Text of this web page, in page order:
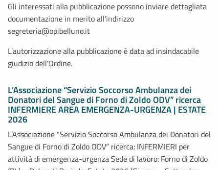
Gli interessati alla pubblicazione possono inviare dettagliata
documentazione in merito all’indirizzo
segreteria@opibelluno.it
L’autorizzazione alla pubblicazione è data ad insindacabile
giudizio dell’Ordine.
L’Associazione “Servizio Soccorso Ambulanza dei
Donatori del Sangue di Forno di Zoldo ODV” ricerca
INFERMIERE AREA EMERGENZA-URGENZA | ESTATE
2026
L’Associazione “Servizio Soccorso Ambulanza dei Donatori del
Sangue di Forno di Zoldo ODV” ricerca: INFERMIERI per
attività di emergenza-urgenza Sede di lavoro: Forno di Zoldo